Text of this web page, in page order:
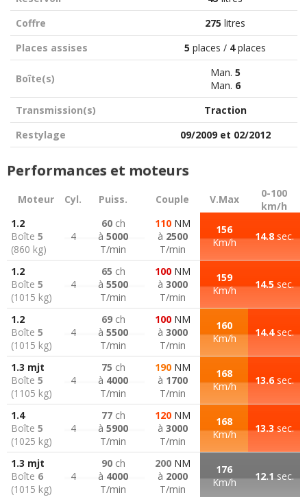
Coffre
275 litres
Places assises
5 places / 4places
Boîte(s) Man. 5
Man. 6
Transmission(s)
Traction
Restylage
09/2009 et 02/2012
Performances et moteurs
Moteur Cyl. Puiss. Couple V.Max
0-100
km/h
1.2
Boîte 5
(860 kg)
4
60ch
à 5000
T/min
110NM
à 2500
T/min
156
Km/h
14.8sec.
1.2
Boîte 5
(1015 kg)
4
65 ch
à 5500
T/min
100NM
à 3000
T/min
159
Km/h
14.5sec.
1.2
Boîte 5
(1015 kg)
4
69ch
à 5500
T/min
100NM
à 3000
T/min
160
Km/h
14.4sec.
1.3 mjt
Boîte 5
(1105 kg)
4
75 ch
à 4000
T/min
190NM
à 1700
T/min
168
Km/h
13.6sec.
1.4
Boîte 5
(1025 kg)
4
77ch
à 5900
T/min
120NM
à 3000
T/min
168
Km/h
13.3sec.
1.3 mjt
Boîte 6
(1015 kg)
4
90ch
à 4000
T/min
200NM
à 2000
T/min
176
Km/h
12.1sec.